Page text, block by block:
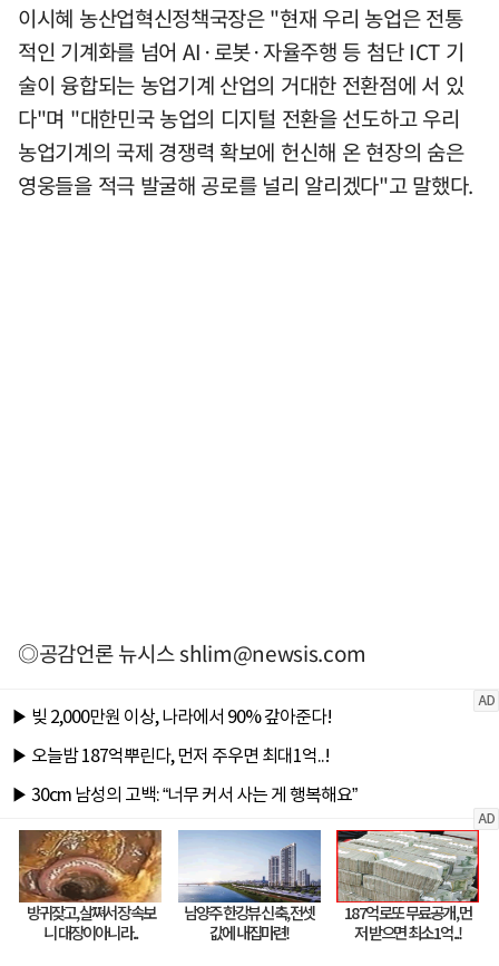
이시혜 농산업혁신정책국장은 "현재 우리 농업은 전통
적인 기계화를 넘어 AI·로봇·자율주행 등 첨단 ICT 기
술이 융합되는 농업기계 산업의 거대한 전환점에 서 있
다"며 "대한민국 농업의 디지털 전환을 선도하고 우리
농업기계의 국제 경쟁력 확보에 헌신해 온 현장의 숨은
영웅들을 적극 발굴해 공로를 널리 알리겠다"고 말했다.
◎공감언론 뉴시스shlim@newsis.com